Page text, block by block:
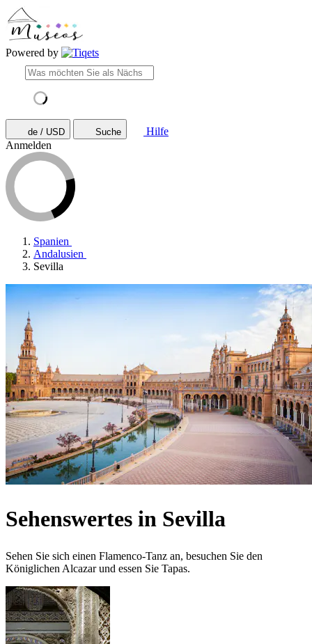
Powered by
de / USD Suche
Hilfe
Anmelden
Spanien
Andalusien
Sevilla
Sehenswertes in Sevilla
Sehen Sie sich einen Flamenco-Tanz an, besuchen Sie den
Königlichen Alcazar und essen Sie Tapas.